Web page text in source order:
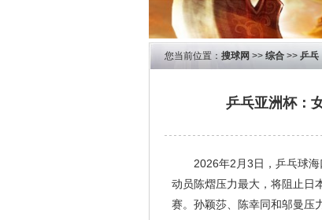
您当前位置： 搜球网 >> 综合 >> 乒乓
乒乓亚洲杯：
2026年2月3日，乒乓球
动员陈熠压力最大，将阻止日
赛。孙颖莎、陈幸同和邬曼压